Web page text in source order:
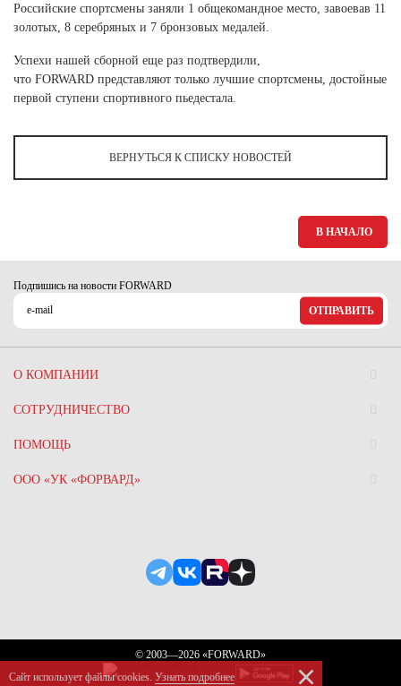
Российские спортсмены заняли 1 общекомандное место, завоевав 11
золотых, 8 серебряных и 7 бронзовых медалей.
Успехи нашей сборной еще раз подтвердили,
что FORWARD представляют только лучшие спортсмены, достойные
первой ступени спортивного пьедестала.
ВЕРНУТЬСЯ К СПИСКУ НОВОСТЕЙ
В НАЧАЛО
Подпишись на новости FORWARD
ОТПРАВИТЬ
О КОМПАНИИ
СОТРУДНИЧЕСТВО
ПОМОЩЬ
ООО «УК «ФОРВАРД»
© 2003—2026 «FORWARD»
Сайт использует файлы сookies. Узнать подробнее